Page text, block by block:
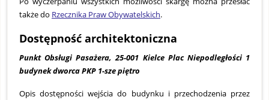
także do Rzecznika Praw Obywatelskich.
Dostępność architektoniczna
Punkt Obsługi Pasażera, 25-001 Kielce Plac Niepodległości 1
budynek dworca PKP 1-sze piętro
Opis dostępności wejścia do budynku i przechodzenia przez